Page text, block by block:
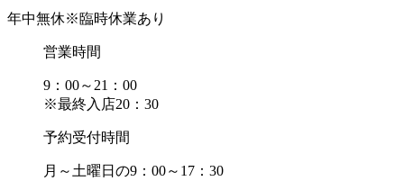
年中無休※臨時休業あり
営業時間
9：00～21：00
※最終入店20：30
予約受付時間
月～土曜日の9：00～17：30